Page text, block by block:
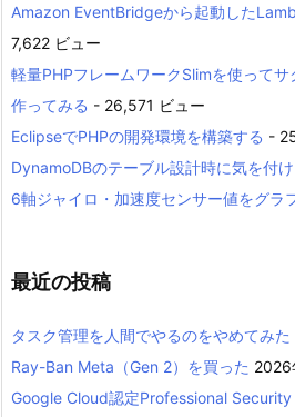
Amazon EventBridgeから起動した
7,622 ビュー
軽量PHPフレームワークSlimを使って
作ってみる - 26,571 ビュー
EclipseでPHPの開発環境を構築する -
DynamoDBのテーブル設計時に気を付け
6軸ジャイロ・加速度センサー値をグラ
最近の投稿
タスク管理を人間でやるのをやめてみた
Ray-Ban Meta（Gen 2）を買った 2026
Google Cloud認定Professional